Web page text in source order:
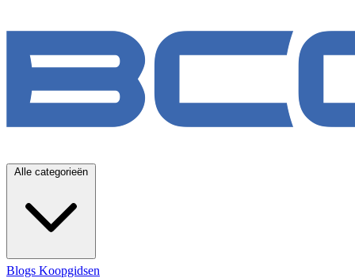
Alle categorieën
Blogs Koopgidsen